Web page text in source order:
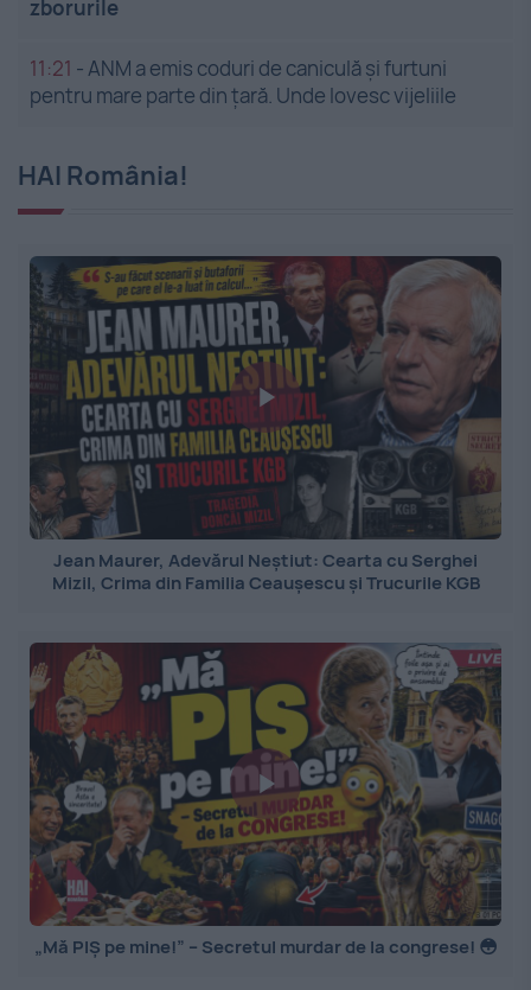
zborurile
11:21 -ANM a emis coduri de caniculă și furtuni
pentru mare parte din țară. Unde lovesc vijeliile
HAI România!
Jean Maurer, Adevărul Neștiut: Cearta cu Serghei
Mizil, Crima din Familia Ceaușescu și Trucurile KGB
„Mă PIȘ pe mine!” – Secretul murdar de la congrese! 😳